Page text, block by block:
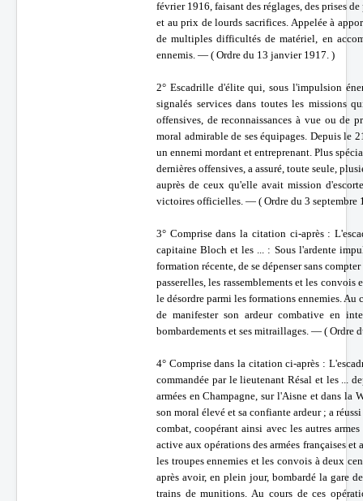
février 1916, faisant des réglages, des prises
et au prix de lourds sacrifices. Appelée à
de multiples difficultés de matériel, en
ennemis. — ( Ordre du 13 janvier 1917. )
2° Escadrille d'élite qui, sous l'impulsion
signalés services dans toutes les missions
offensives, de reconnaissances à vue ou de
moral admirable de ses équipages. Depuis le
un ennemi mordant et entreprenant. Plus
dernières offensives, a assuré, toute seule,
auprès de ceux qu'elle avait mission
victoires officielles. — ( Ordre du 3 septembre
3° Comprise dans la citation ci-après :
capitaine Bloch et les ... : Sous l'ardente
formation récente, de se dépenser sans
passerelles, les rassemblements et les
le désordre parmi les formations ennemies.
de manifester son ardeur combative en
bombardements et ses mitraillages. — ( Ordre
4° Comprise dans la citation ci-après :
commandée par le lieutenant Résal et les ...
armées en Champagne, sur l'Aisne et dans
son moral élevé et sa confiante ardeur ; a
combat, coopérant ainsi avec les autres
active aux opérations des armées françaises
les troupes ennemies et les convois à deux
après avoir, en plein jour, bombardé la gare
trains de munitions. Au cours de ces